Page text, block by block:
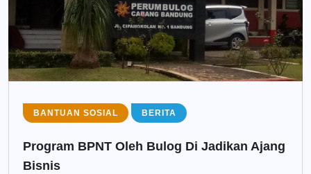
BANTUAN SOSIAL BERITA
Program BPNT Oleh Bulog Di Jadikan Ajang
Bisnis